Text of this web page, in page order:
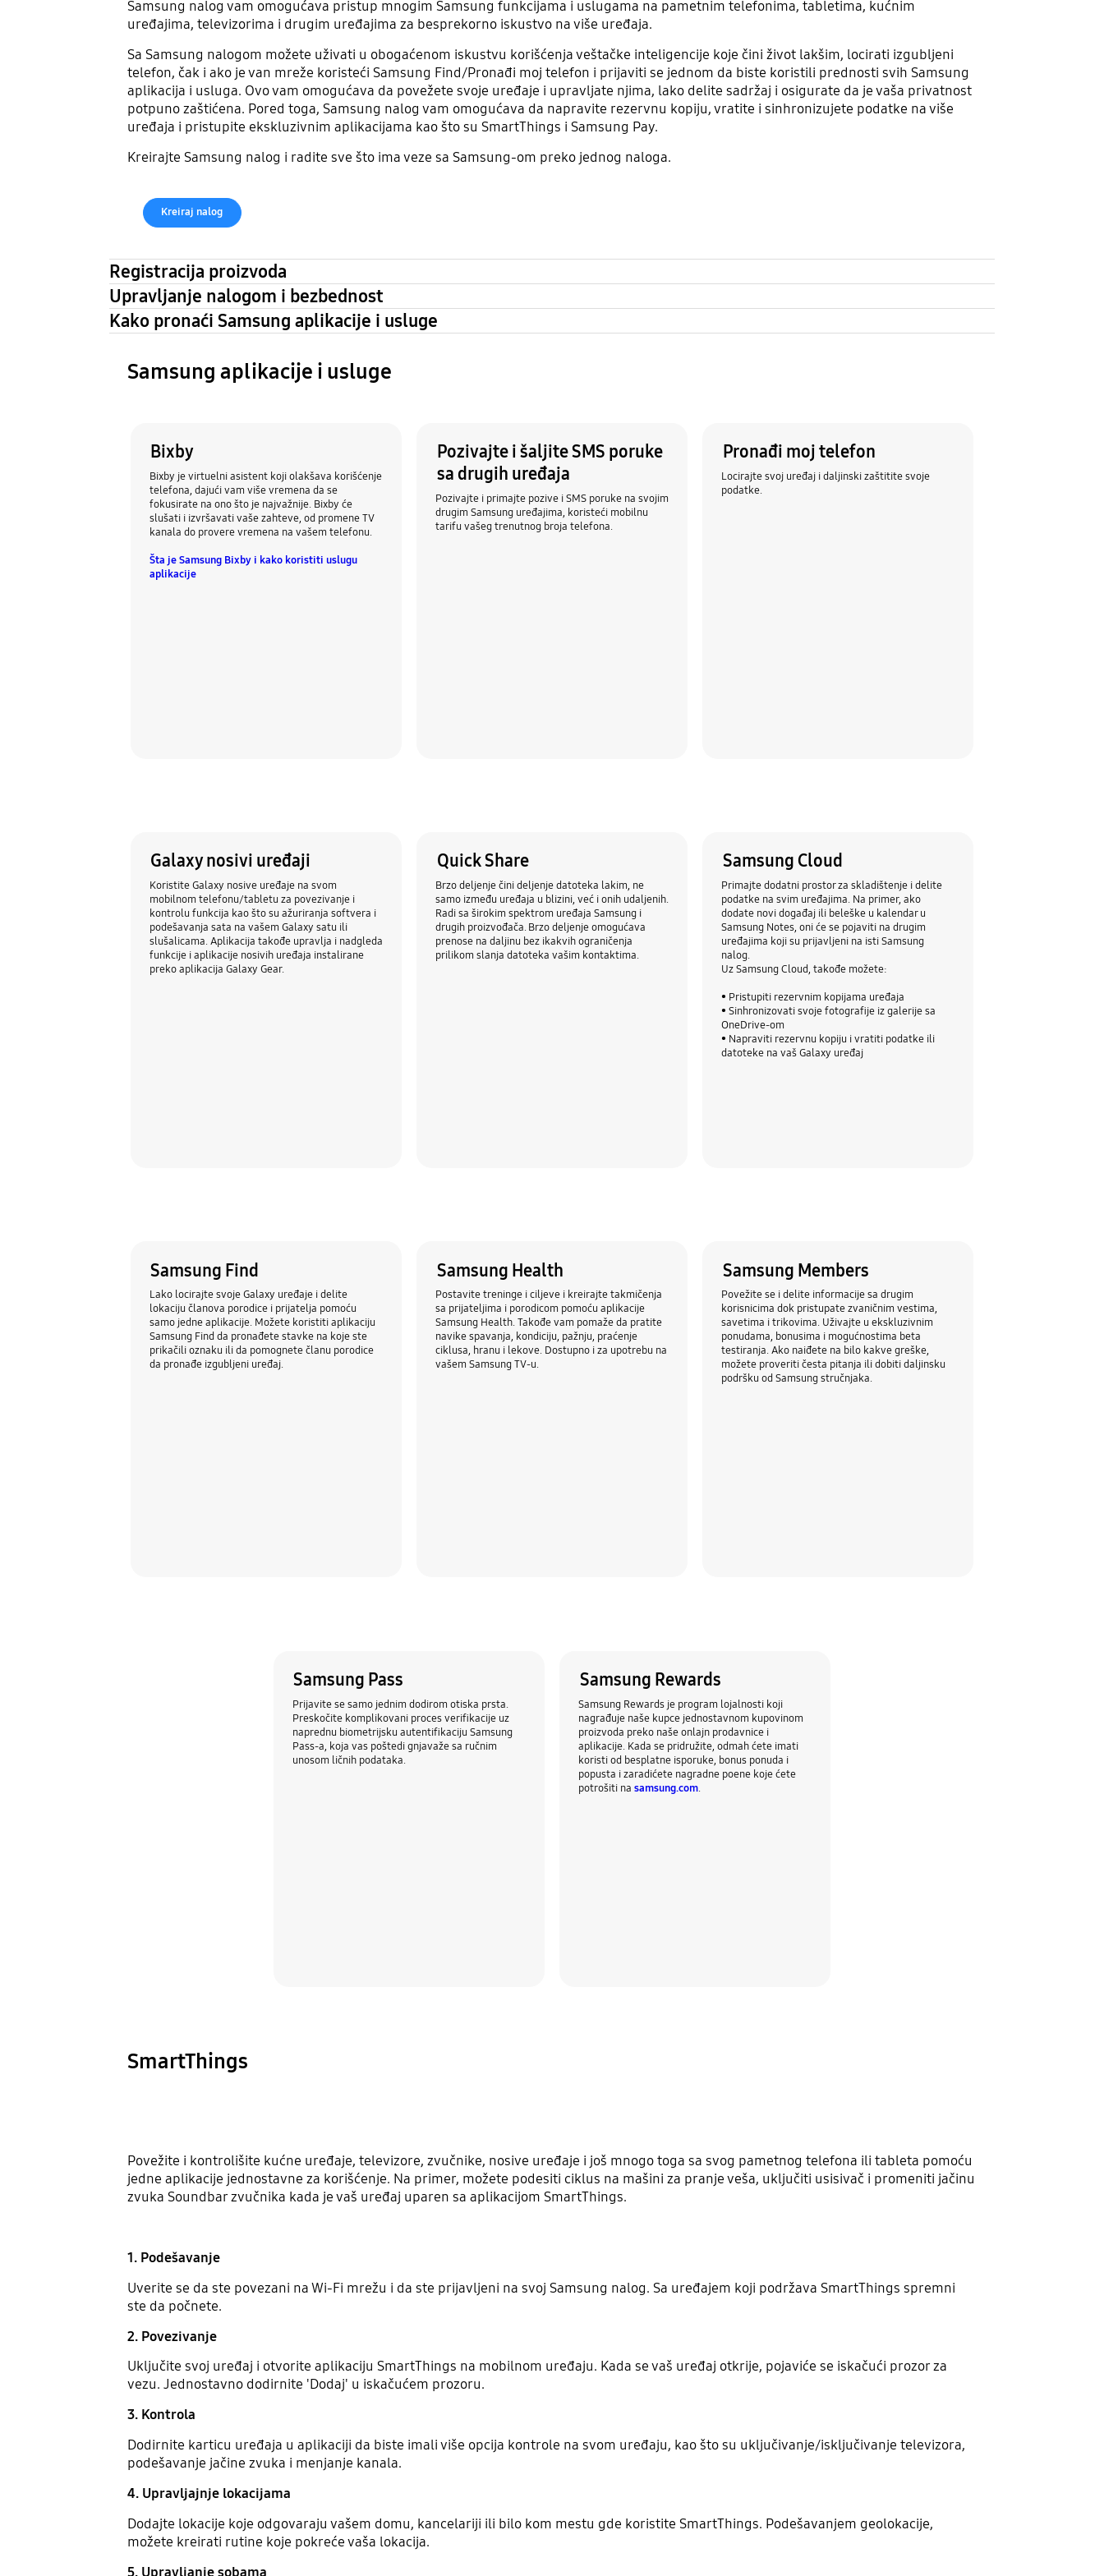
Samsung nalog vam omogućava pristup mnogim Samsung funkcijama i uslugama na pametnim telefonima, tabletima, kućnim
uređajima, televizorima i drugim uređajima za besprekorno iskustvo na više uređaja.
Sa Samsung nalogom možete uživati u obogaćenom iskustvu korišćenja veštačke inteligencije koje čini život lakšim, locirati izgubljeni
telefon, čak i ako je van mreže koristeći Samsung Find/Pronađi moj telefon i prijaviti se jednom da biste koristili prednosti svih Samsung
aplikacija i usluga. Ovo vam omogućava da povežete svoje uređaje i upravljate njima, lako delite sadržaj i osigurate da je vaša privatnost
potpuno zaštićena. Pored toga, Samsung nalog vam omogućava da napravite rezervnu kopiju, vratite i sinhronizujete podatke na više
uređaja i pristupite ekskluzivnim aplikacijama kao što su SmartThings i Samsung Pay.
Kreirajte Samsung nalog i radite sve što ima veze sa Samsung-om preko jednog naloga.
Kreiraj nalog
Registracija proizvoda
Upravljanje nalogom i bezbednost
Kako pronaći Samsung aplikacije i usluge
Samsung aplikacije i usluge
Bixby
Bixby je virtuelni asistent koji olakšava korišćenje
telefona, dajući vam više vremena da se
fokusirate na ono što je najvažnije. Bixby će
slušati i izvršavati vaše zahteve, od promene TV
kanala do provere vremena na vašem telefonu.
Šta je Samsung Bixby i kako koristiti uslugu
aplikacije
Pozivajte i šaljite SMS poruke
sa drugih uređaja
Pozivajte i primajte pozive i SMS poruke na svojim
drugim Samsung uređajima, koristeći mobilnu
tarifu vašeg trenutnog broja telefona.
Pronađi moj telefon
Locirajte svoj uređaj i daljinski zaštitite svoje
podatke.
Galaxy nosivi uređaji
Koristite Galaxy nosive uređaje na svom
mobilnom telefonu/tabletu za povezivanje i
kontrolu funkcija kao što su ažuriranja softvera i
podešavanja sata na vašem Galaxy satu ili
slušalicama. Aplikacija takođe upravlja i nadgleda
funkcije i aplikacije nosivih uređaja instalirane
preko aplikacija Galaxy Gear.
Quick Share
Brzo deljenje čini deljenje datoteka lakim, ne
samo između uređaja u blizini, već i onih udaljenih.
Radi sa širokim spektrom uređaja Samsung i
drugih proizvođača. Brzo deljenje omogućava
prenose na daljinu bez ikakvih ograničenja
prilikom slanja datoteka vašim kontaktima.
Samsung Cloud
Primajte dodatni prostor za skladištenje i delite
podatke na svim uređajima. Na primer, ako
dodate novi događaj ili beleške u kalendar u
Samsung Notes, oni će se pojaviti na drugim
uređajima koji su prijavljeni na isti Samsung
nalog.
Uz Samsung Cloud, takođe možete:
• Pristupiti rezervnim kopijama uređaja
• Sinhronizovati svoje fotografije iz galerije sa
OneDrive-om
• Napraviti rezervnu kopiju i vratiti podatke ili
datoteke na vaš Galaxy uređaj
Samsung Find
Lako locirajte svoje Galaxy uređaje i delite
lokaciju članova porodice i prijatelja pomoću
samo jedne aplikacije. Možete koristiti aplikaciju
Samsung Find da pronađete stavke na koje ste
prikačili oznaku ili da pomognete članu porodice
da pronađe izgubljeni uređaj.
Samsung Health
Postavite treninge i ciljeve i kreirajte takmičenja
sa prijateljima i porodicom pomoću aplikacije
Samsung Health. Takođe vam pomaže da pratite
navike spavanja, kondiciju, pažnju, praćenje
ciklusa, hranu i lekove. Dostupno i za upotrebu na
vašem Samsung TV-u.
Samsung Members
Povežite se i delite informacije sa drugim
korisnicima dok pristupate zvaničnim vestima,
savetima i trikovima. Uživajte u ekskluzivnim
ponudama, bonusima i mogućnostima beta
testiranja. Ako naiđete na bilo kakve greške,
možete proveriti česta pitanja ili dobiti daljinsku
podršku od Samsung stručnjaka.
Samsung Pass
Prijavite se samo jednim dodirom otiska prsta.
Preskočite komplikovani proces verifikacije uz
naprednu biometrijsku autentifikaciju Samsung
Pass-a, koja vas poštedi gnjavaže sa ručnim
unosom ličnih podataka.
Samsung Rewards
Samsung Rewards je program lojalnosti koji
nagrađuje naše kupce jednostavnom kupovinom
proizvoda preko naše onlajn prodavnice i
aplikacije. Kada se pridružite, odmah ćete imati
koristi od besplatne isporuke, bonus ponuda i
popusta i zaradićete nagradne poene koje ćete
potrošiti na samsung.com.
SmartThings
Povežite i kontrolišite kućne uređaje, televizore, zvučnike, nosive uređaje i još mnogo toga sa svog pametnog telefona ili tableta pomoću
jedne aplikacije jednostavne za korišćenje. Na primer, možete podesiti ciklus na mašini za pranje veša, uključiti usisivač i promeniti jačinu
zvuka Soundbar zvučnika kada je vaš uređaj uparen sa aplikacijom SmartThings.
1. Podešavanje
Uverite se da ste povezani na Wi-Fi mrežu i da ste prijavljeni na svoj Samsung nalog. Sa uređajem koji podržava SmartThings spremni
ste da počnete.
2. Povezivanje
Uključite svoj uređaj i otvorite aplikaciju SmartThings na mobilnom uređaju. Kada se vaš uređaj otkrije, pojaviće se iskačući prozor za
vezu. Jednostavno dodirnite 'Dodaj' u iskačućem prozoru.
3. Kontrola
Dodirnite karticu uređaja u aplikaciji da biste imali više opcija kontrole na svom uređaju, kao što su uključivanje/isključivanje televizora,
podešavanje jačine zvuka i menjanje kanala.
4. Upravljajnje lokacijama
Dodajte lokacije koje odgovaraju vašem domu, kancelariji ili bilo kom mestu gde koristite SmartThings. Podešavanjem geolokacije,
možete kreirati rutine koje pokreće vaša lokacija.
5. Upravljanje sobama